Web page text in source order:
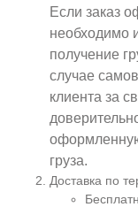
Если заказ
необходимо
получение
случае
клиента за
груза.
Доставка по